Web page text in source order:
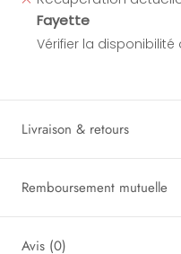
Fayette
Vérifier la
Livraison & retours
Remboursement mutuelle
Avis (0)